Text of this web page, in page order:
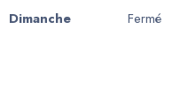
Dimanche
Fermé